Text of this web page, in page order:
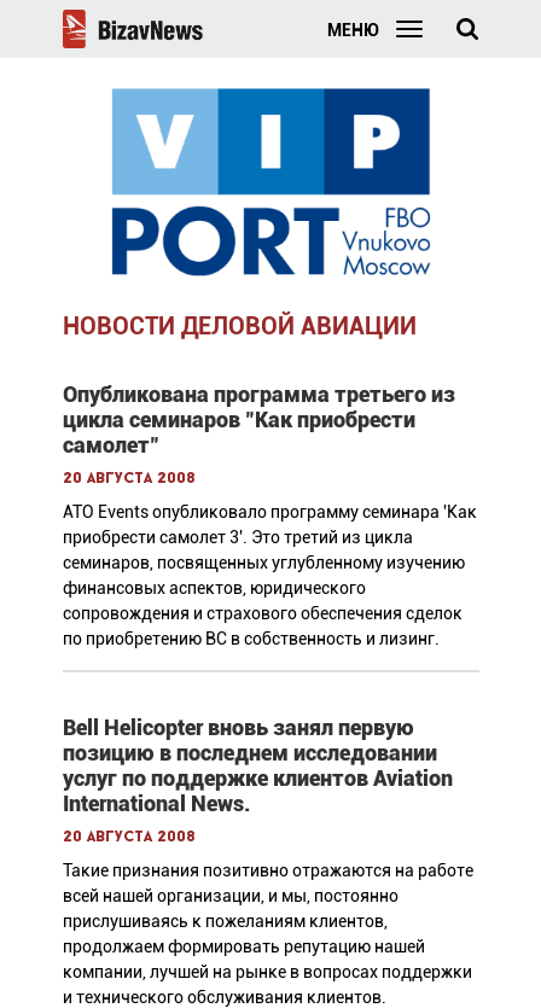
МЕНЮ
НОВОСТИ ДЕЛОВОЙ АВИАЦИИ
Опубликована программа третьего из
цикла семинаров "Как приобрести
самолет"
20 августа 2008
АТО Events опубликовало программу семинара 'Как
приобрести самолет 3'. Это третий из цикла
семинаров, посвященных углубленному изучению
финансовых аспектов, юридического
сопровождения и страхового обеспечения сделок
по приобретению ВС в собственность и лизинг.
Bell Helicopter вновь занял первую
позицию в последнем исследовании
услуг по поддержке клиентов Aviation
International News.
20 августа 2008
Такие признания позитивно отражаются на работе
всей нашей организации, и мы, постоянно
прислушиваясь к пожеланиям клиентов,
продолжаем формировать репутацию нашей
компании, лучшей на рынке в вопросах поддержки
и технического обслуживания клиентов.